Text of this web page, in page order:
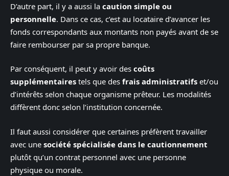
D’autre part, il y a aussi la caution simple ou
personnelle. Dans ce cas, c’est au locataire d’avancer les
fonds correspondants aux montants non payés avant de se
faire rembourser par sa propre banque.
Par conséquent, il peut y avoir des coûts
supplémentaires tels que des frais administratifs et/ou
d’intérêts selon chaque organisme prêteur. Les modalités
diffèrent donc selon l’institution concernée.
Il faut aussi considérer que certaines préfèrent travailler
avec une société spécialisée dans le cautionnement
plutôt qu’un contrat personnel avec une personne
physique ou morale.